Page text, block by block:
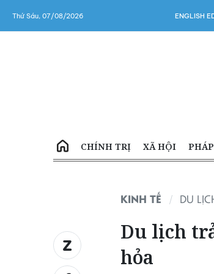
Thứ Sáu, 07/08/2026 ENGLISH
CHÍNH TRỊ XÃ HỘI
KINH TẾ DU
Du lịch
hỏa